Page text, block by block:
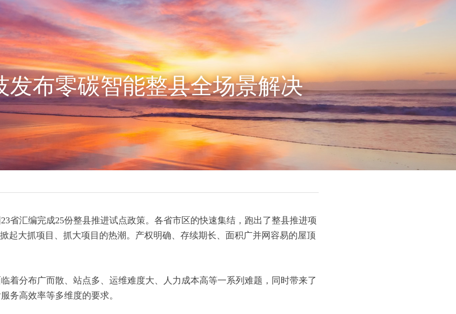
发布零碳智能整县全场景解决
省汇编完成25份整县推进试点政策。各省市区的快速集结，跑出了整县推进项
起大抓项目、抓大项目的热潮。产权明确、存续期长、面积广并网容易的屋顶
着分布广而散、站点多、运维难度大、人力成本高等一系列难题，同时带来了
务高效率等多维度的要求。